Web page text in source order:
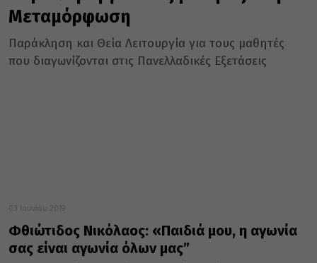
Μεταμόρφωση
Παράκληση και Θεία Λειτουργία για τους μαθητές
που διαγωνίζονται στις Πανελλαδικές Εξετάσεις
03 Ιουνίου 2019
Φθιώτιδος Νικόλαος: «Παιδιά μου, η αγωνία
σας είναι αγωνία όλων μας”